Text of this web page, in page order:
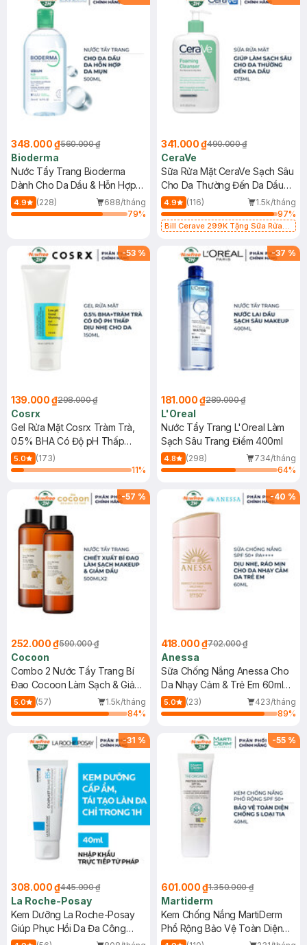
348.000 ₫560.000 ₫
Bioderma
Nước Tẩy Trang Bioderma
Dành Cho Da Dầu & Hỗn Hợp
500ml
4.9 (228)
688/tháng
79%
341.000 ₫490.000 ₫
CeraVe
Sữa Rửa Mặt CeraVe Sạch Sâu
Cho Da Thường Đến Da Dầu
473ml
4.9 (116)
1.5k/tháng
97%
Bill Cerave 299K Tặng Sữa Rửa
-53 %
139.000 ₫298.000 ₫
Cosrx
Gel Rửa Mặt Cosrx Tràm Trà,
0.5% BHA Có Độ pH Thấp
150ml
5.0
(173)
11%
-37 %
181.000 ₫289.000 ₫
L'Oreal
Nước Tẩy Trang L'Oreal Làm
Sạch Sâu Trang Điểm 400ml
4.8 (298)
734/tháng
64%
-57 %
252.000 ₫590.000 ₫
Cocoon
Combo 2 Nước Tẩy Trang Bí
Đao Cocoon Làm Sạch & Giảm
Dầu 500ml
5.0 (57)
1.5k/tháng
84%
-40 %
418.000 ₫702.000 ₫
Anessa
Sữa Chống Nắng Anessa Cho
Da Nhạy Cảm & Trẻ Em 60ml
(Mới)
5.0 (23)
423/tháng
89%
-31 %
308.000 ₫445.000 ₫
La Roche-Posay
Kem Dưỡng La Roche-Posay
Giúp Phục Hồi Da Đa Công
Dụng 40ml
-55 %
601.000 ₫1.350.000 ₫
Martiderm
Kem Chống Nắng MartiDerm
Phổ Rộng Bảo Vệ Toàn Diện
40ml